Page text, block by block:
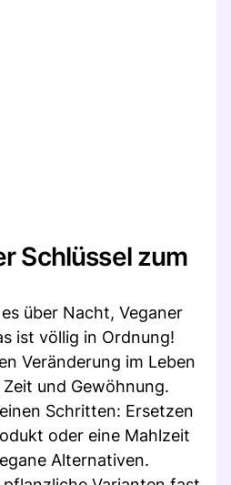
Schlüssel zum
über Nacht, Veganer
ist völlig in Ordnung!
Veränderung im Leben
und Gewöhnung.
Schritten: Ersetzen
oder eine Mahlzeit
Alternativen.